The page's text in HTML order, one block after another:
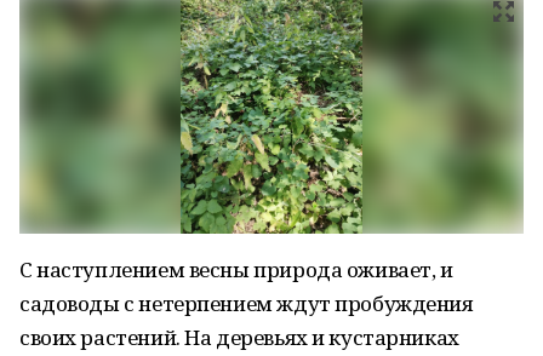
С наступлением весны природа оживает, и
садоводы с нетерпением ждут пробуждения
своих растений. На деревьях и кустарниках